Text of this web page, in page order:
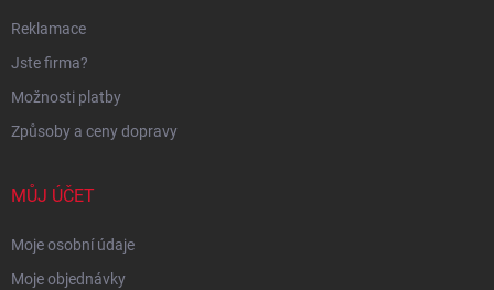
Reklamace
Jste firma?
Možnosti platby
Způsoby a ceny dopravy
MŮJ ÚČET
Moje osobní údaje
Moje objednávky